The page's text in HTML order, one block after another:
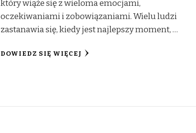
który wiąże się z wieloma emocjami,
oczekiwaniami i zobowiązaniami. Wielu ludzi
zastanawia się, kiedy jest najlepszy moment, …
DOWIEDZ SIĘ WIĘCEJ